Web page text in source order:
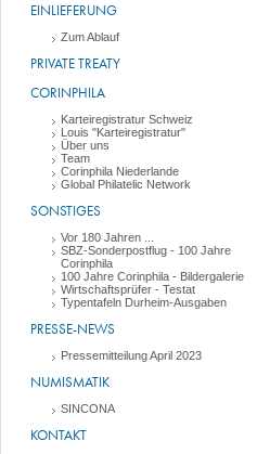
EINLIEFERUNG
Zum Ablauf
PRIVATE TREATY
CORINPHILA
Karteiregistratur Schweiz
Louis "Karteiregistratur"
Über uns
Team
Corinphila Niederlande
Global Philatelic Network
SONSTIGES
Vor 180 Jahren ...
SBZ-Sonderpostflug - 100 Jahre
Corinphila
100 Jahre Corinphila - Bildergalerie
Wirtschaftsprüfer - Testat
Typentafeln Durheim-Ausgaben
PRESSE-NEWS
Pressemitteilung April 2023
NUMISMATIK
SINCONA
KONTAKT